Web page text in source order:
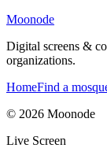
Moonode
Digital screens &
organizations.
HomeFind a
© 2026 Moonode
Live Screen